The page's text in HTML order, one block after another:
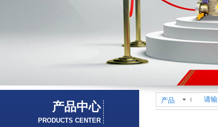
质量取胜 诚信为本
产品
产品中心
PRODUCTS CENTER